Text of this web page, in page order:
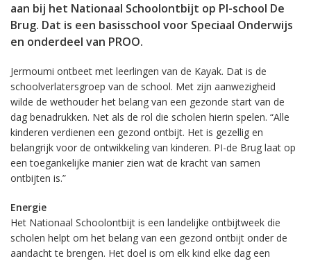
aan bij het Nationaal Schoolontbijt op PI-school De
Brug. Dat is een basisschool voor Speciaal Onderwijs
en onderdeel van PROO.
Jermoumi ontbeet met leerlingen van de Kayak. Dat is de
schoolverlatersgroep van de school. Met zijn aanwezigheid
wilde de wethouder het belang van een gezonde start van de
dag benadrukken. Net als de rol die scholen hierin spelen. “Alle
kinderen verdienen een gezond ontbijt. Het is gezellig en
belangrijk voor de ontwikkeling van kinderen. PI-de Brug laat op
een toegankelijke manier zien wat de kracht van samen
ontbijten is.”
Energie
Het Nationaal Schoolontbijt is een landelijke ontbijtweek die
scholen helpt om het belang van een gezond ontbijt onder de
aandacht te brengen. Het doel is om elk kind elke dag een